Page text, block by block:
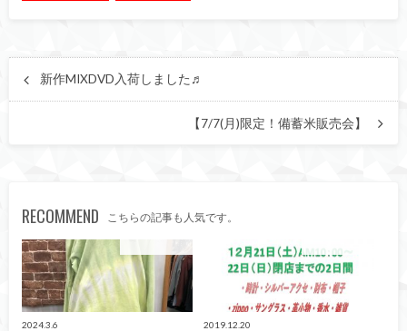
新作MIXDVD入荷しました♬
【7/7(月)限定！備蓄米販売会】
RECOMMEND こちらの記事も人気です。
2024.3.6 2019.12.20